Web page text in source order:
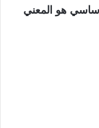
هو المعني